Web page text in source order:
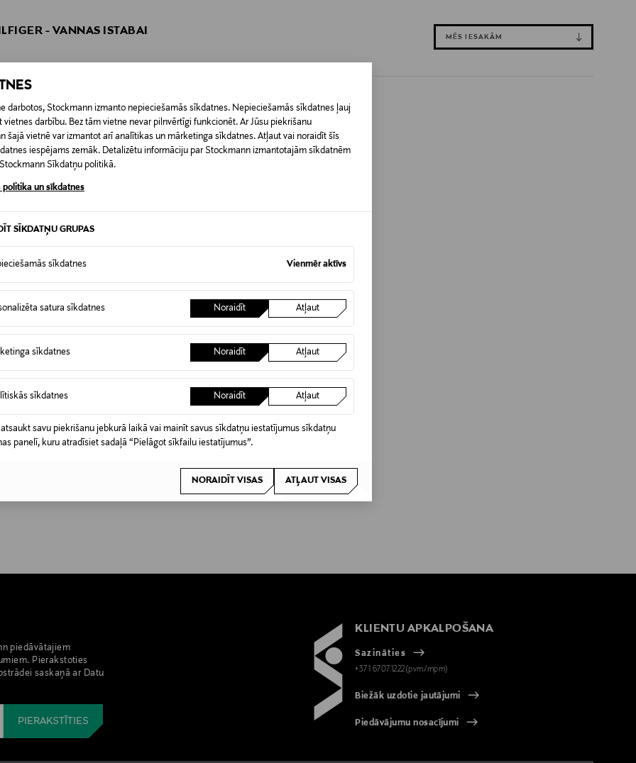
darbotos, Stockmann izmanto nepieciešamās sīkdatnes. Nepieciešamās sīkdatnes ļauj
vietnes darbību. Bez tām vietne nevar pilnvērtīgi funkcionēt. Ar Jūsu piekrišanu
šajā vietnē var izmantot arī analītikas un mārketinga sīkdatnes. Atļaut vai noraidīt šīs
iespējams zemāk. Detalizētu informāciju par Stockmann izmantotajām sīkdatnēm
Sīkdatņu politikā.
politika un sīkdatnes
SĪKDATŅU GRUPAS
sīkdatnes Vienmēr aktīvs
satura sīkdatnes Noraidīt Atļaut
sīkdatnes Noraidīt Atļaut
sīkdatnes Noraidīt Atļaut
atsaukt savu piekrišanu jebkurā laikā vai mainīt savus sīkdatņu iestatījumus sīkdatņu
panelī, kuru atradīsiet sadaļā “Pielāgot sīkfailu iestatījumus”.
NORAIDĪT VISAS ATĻAUT VISAS
- VANNAS ISTABAI MĒS IESAKĀM
piedāvātajiem
Pierakstoties
saskaņā ar Datu
KLIENTU APKALPOŠANA
Sazināties
+371 67071222(pvm/mpm)
Biežāk uzdotie jautājumi
Piedāvājumu nosacījumi